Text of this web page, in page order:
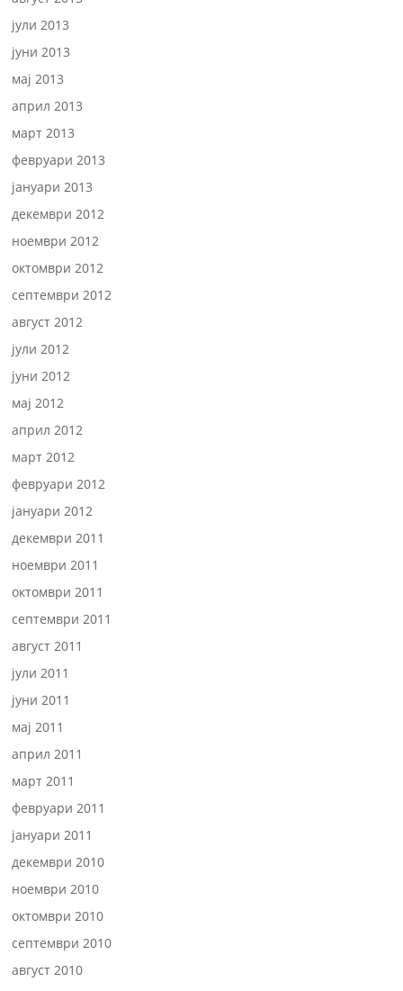
јули 2013
јуни 2013
мај 2013
април 2013
март 2013
февруари 2013
јануари 2013
декември 2012
ноември 2012
октомври 2012
септември 2012
август 2012
јули 2012
јуни 2012
мај 2012
април 2012
март 2012
февруари 2012
јануари 2012
декември 2011
ноември 2011
октомври 2011
септември 2011
август 2011
јули 2011
јуни 2011
мај 2011
април 2011
март 2011
февруари 2011
јануари 2011
декември 2010
ноември 2010
октомври 2010
септември 2010
август 2010